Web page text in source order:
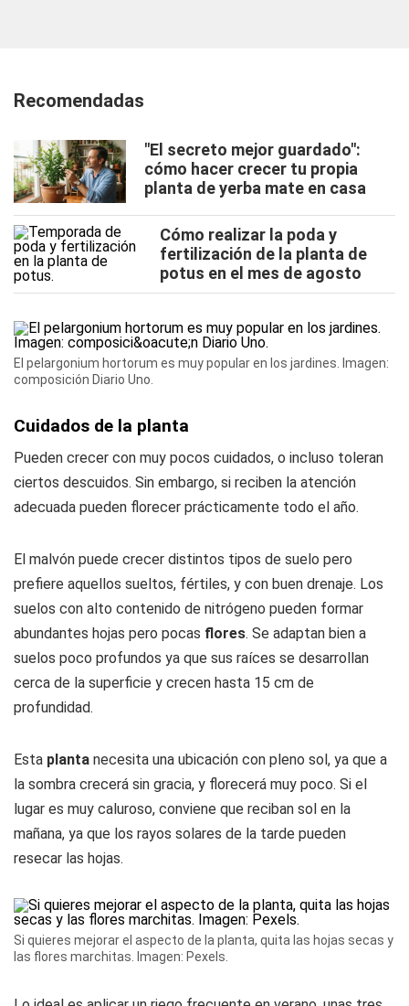
Recomendadas
"El secreto mejor guardado":
cómo hacer crecer tu propia
planta de yerba mate en casa
Cómo realizar la poda y
fertilización de la planta de
potus en el mes de agosto
El pelargonium hortorum es muy popular en los jardines. Imagen:
composición Diario Uno.
Cuidados de la planta
Pueden crecer con muy pocos cuidados, o incluso toleran
ciertos descuidos. Sin embargo, si reciben la atención
adecuada pueden florecer prácticamente todo el año.
El malvón puede crecer distintos tipos de suelo pero
prefiere aquellos sueltos, fértiles, y con buen drenaje. Los
suelos con alto contenido de nitrógeno pueden formar
abundantes hojas pero pocas flores. Se adaptan bien a
suelos poco profundos ya que sus raíces se desarrollan
cerca de la superficie y crecen hasta 15 cm de
profundidad.
Esta planta necesita una ubicación con pleno sol, ya que a
la sombra crecerá sin gracia, y florecerá muy poco. Si el
lugar es muy caluroso, conviene que reciban sol en la
mañana, ya que los rayos solares de la tarde pueden
resecar las hojas.
Si quieres mejorar el aspecto de la planta, quita las hojas secas y
las flores marchitas. Imagen: Pexels.